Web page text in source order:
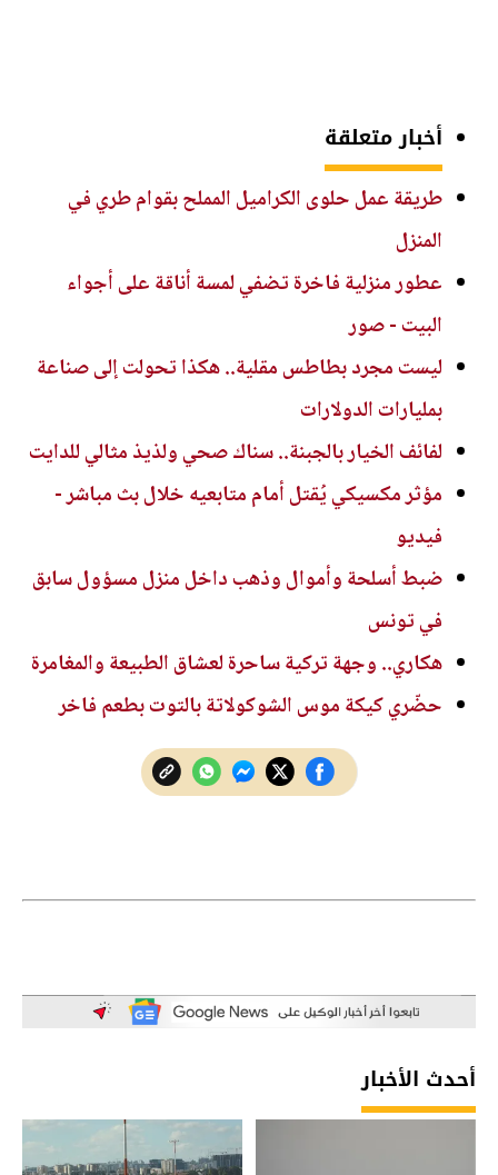
أخبار متعلقة
طريقة عمل حلوى الكراميل المملح بقوام طري في
المنزل
عطور منزلية فاخرة تضفي لمسة أناقة على أجواء
البيت - صور
ليست مجرد بطاطس مقلية.. هكذا تحولت إلى صناعة
بمليارات الدولارات
لفائف الخيار بالجبنة.. سناك صحي ولذيذ مثالي للدايت
مؤثر مكسيكي يُقتل أمام متابعيه خلال بث مباشر -
فيديو
ضبط أسلحة وأموال وذهب داخل منزل مسؤول سابق
في تونس
هكاري.. وجهة تركية ساحرة لعشاق الطبيعة والمغامرة
حضّري كيكة موس الشوكولاتة بالتوت بطعم فاخر
أحدث الأخبار